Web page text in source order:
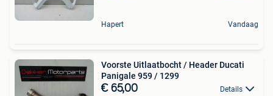
Hapert Vandaag
Voorste Uitlaatbocht / Header Ducati
Panigale 959 / 1299
€ 65,00 Details